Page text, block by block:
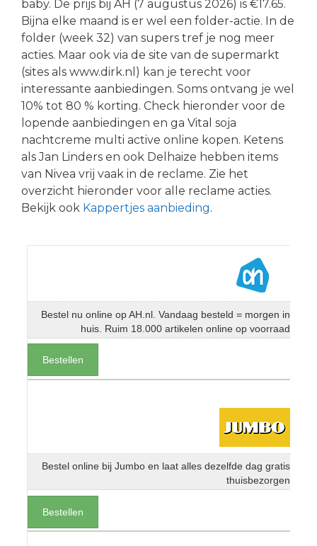
baby. De prijs bij AH (7 augustus 2026) is €17.65.
Bijna elke maand is er wel een folder-actie. In de
folder (week 32) van supers tref je nog meer
acties. Maar ook via de site van de supermarkt
(sites als www.dirk.nl) kan je terecht voor
interessante aanbiedingen. Soms ontvang je wel
10% tot 80 % korting. Check hieronder voor de
lopende aanbiedingen en ga Vital soja
nachtcreme multi active online kopen. Ketens
als Jan Linders en ook Delhaize hebben items
van Nivea vrij vaak in de reclame. Zie het
overzicht hieronder voor alle reclame acties.
Bekijk ook Kappertjes aanbieding.
Bestel nu online op AH.nl. Vandaag besteld = morgen in
huis. Ruim 18.000 artikelen online op voorraad
Bestellen
Bestel online bij Jumbo en laat alles dezelfde dag gratis
thuisbezorgen
Bestellen